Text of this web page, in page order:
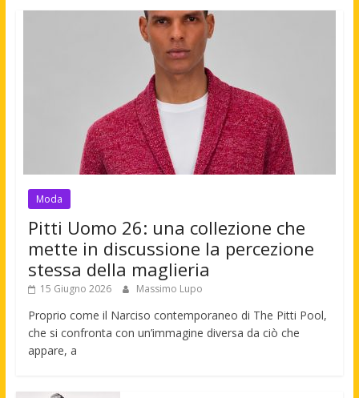
Moda
Pitti Uomo 26: una collezione che
mette in discussione la percezione
stessa della maglieria
15 Giugno 2026 Massimo Lupo
Proprio come il Narciso contemporaneo di The Pitti Pool,
che si confronta con un’immagine diversa da ciò che
appare, a